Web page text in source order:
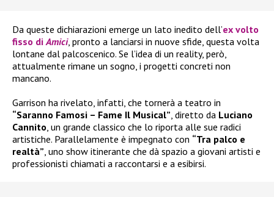
Da queste dichiarazioni emerge un lato inedito dell’ex volto
fisso diAmici, pronto a lanciarsi in nuove sfide, questa volta
lontane dal palcoscenico. Se l’idea di un reality, però,
attualmente rimane un sogno, i progetti concreti non
mancano.
Garrison ha rivelato, infatti, che tornerà a teatro in
“Saranno Famosi – Fame Il Musical”, diretto da Luciano
Cannito, un grande classico che lo riporta alle sue radici
artistiche. Parallelamente è impegnato con “Tra palco e
realtà”, uno show itinerante che dà spazio a giovani artisti e
professionisti chiamati a raccontarsi e a esibirsi.